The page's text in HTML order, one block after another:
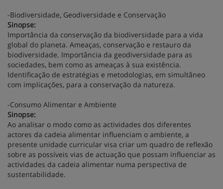
-Biodiversidade, Geodiversidade e Conservação
Sinopse:
Importância da conservação da biodiversidade para a vida
global do planeta. Ameaças, conservação e restauro da
biodiversidade. Importância da geodiversidade para as
sociedades, bem como as ameaças à sua existência.
Identificação de estratégias e metodologias, em simultâneo
com implicações, para a conservação da natureza.
-Consumo Alimentar e Ambiente
Sinopse:
Ao analisar o modo como as actividades dos diferentes
actores da cadeia alimentar influenciam o ambiente, a
presente unidade curricular visa criar um quadro de reflexão
sobre as possíveis vias de actuação que possam influenciar as
actividades da cadeia alimentar numa perspectiva de
sustentabilidade.